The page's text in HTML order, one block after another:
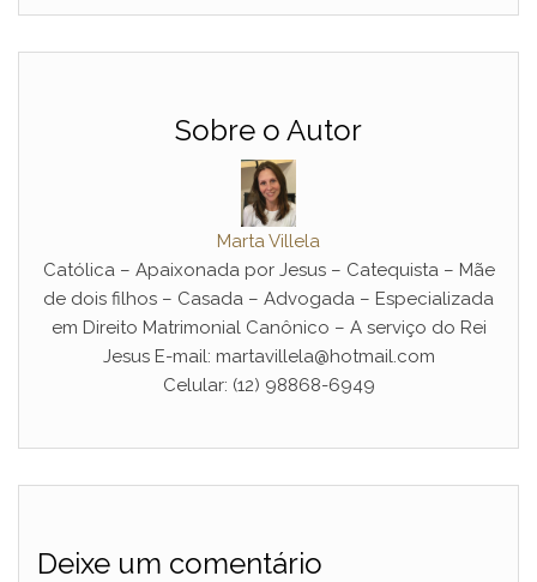
Sobre o Autor
Marta Villela
Católica – Apaixonada por Jesus – Catequista – Mãe
de dois filhos – Casada – Advogada – Especializada
em Direito Matrimonial Canônico – A serviço do Rei
Jesus E-mail: martavillela@hotmail.com
Celular: (12) 98868-6949
Deixe um comentário